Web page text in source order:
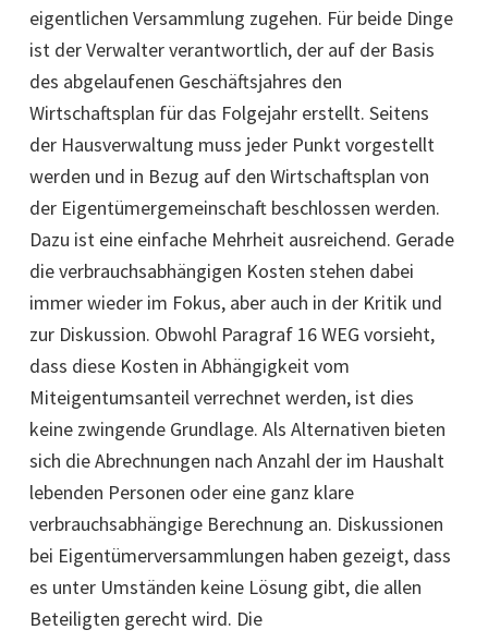
eigentlichen Versammlung zugehen. Für beide Dinge
ist der Verwalter verantwortlich, der auf der Basis
des abgelaufenen Geschäftsjahres den
Wirtschaftsplan für das Folgejahr erstellt. Seitens
der Hausverwaltung muss jeder Punkt vorgestellt
werden und in Bezug auf den Wirtschaftsplan von
der Eigentümergemeinschaft beschlossen werden.
Dazu ist eine einfache Mehrheit ausreichend. Gerade
die verbrauchsabhängigen Kosten stehen dabei
immer wieder im Fokus, aber auch in der Kritik und
zur Diskussion. Obwohl Paragraf 16 WEG vorsieht,
dass diese Kosten in Abhängigkeit vom
Miteigentumsanteil verrechnet werden, ist dies
keine zwingende Grundlage. Als Alternativen bieten
sich die Abrechnungen nach Anzahl der im Haushalt
lebenden Personen oder eine ganz klare
verbrauchsabhängige Berechnung an. Diskussionen
bei Eigentümerversammlungen haben gezeigt, dass
es unter Umständen keine Lösung gibt, die allen
Beteiligten gerecht wird. Die